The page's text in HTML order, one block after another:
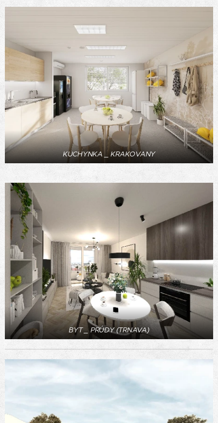
KUCHYNKA _ KRAKOVANY
BYT _ PRÚDY (TRNAVA)